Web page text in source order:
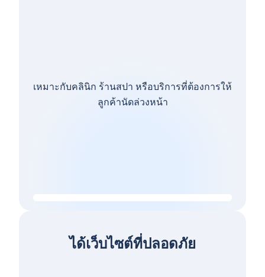
เหมาะกับคลินิก ร้านสปา หรือบริการที่ต้องการให้
ลูกค้านัดล่วงหน้า
ได้เว็บไซต์ที่ปลอดภัย